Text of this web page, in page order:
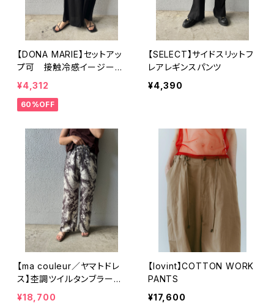
【DONA MARIE】セットアッ
プ可 接触冷感イージーワ
イドパンツ
¥4,312
60%OFF
【SELECT】サイドスリットフ
レアレギンスパンツ
¥4,390
【ma couleur／ヤマトドレ
ス】杢調ツイルタンブラープ
リントストレートパンツ
¥18,700
【lovint】COTTON WORK
PANTS
¥17,600